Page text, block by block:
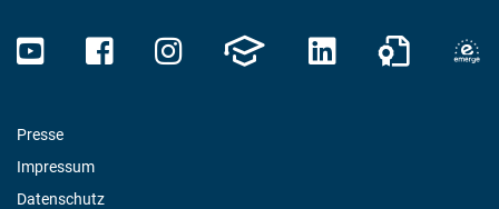
Presse
Impressum
Datenschutz